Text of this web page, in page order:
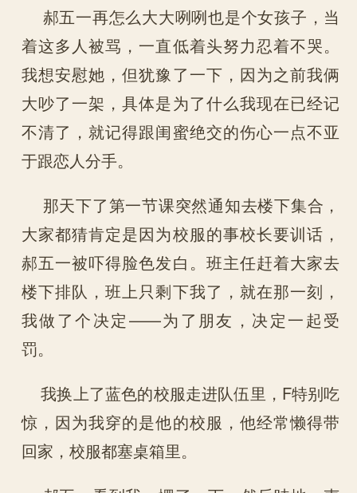
郝五一再怎么大大咧咧也是个女孩子，当
着这多人被骂，一直低着头努力忍着不哭。
我想安慰她，但犹豫了一下，因为之前我俩
大吵了一架，具体是为了什么我现在已经记
不清了，就记得跟闺蜜绝交的伤心一点不亚
于跟恋人分手。
那天下了第一节课突然通知去楼下集合，
大家都猜肯定是因为校服的事校长要训话，
郝五一被吓得脸色发白。班主任赶着大家去
楼下排队，班上只剩下我了，就在那一刻，
我做了个决定——为了朋友，决定一起受
罚。
我换上了蓝色的校服走进队伍里，F特别吃
惊，因为我穿的是他的校服，他经常懒得带
回家，校服都塞桌箱里。